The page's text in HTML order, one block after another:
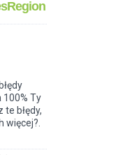
100% Ty
te błędy,
więcej?.